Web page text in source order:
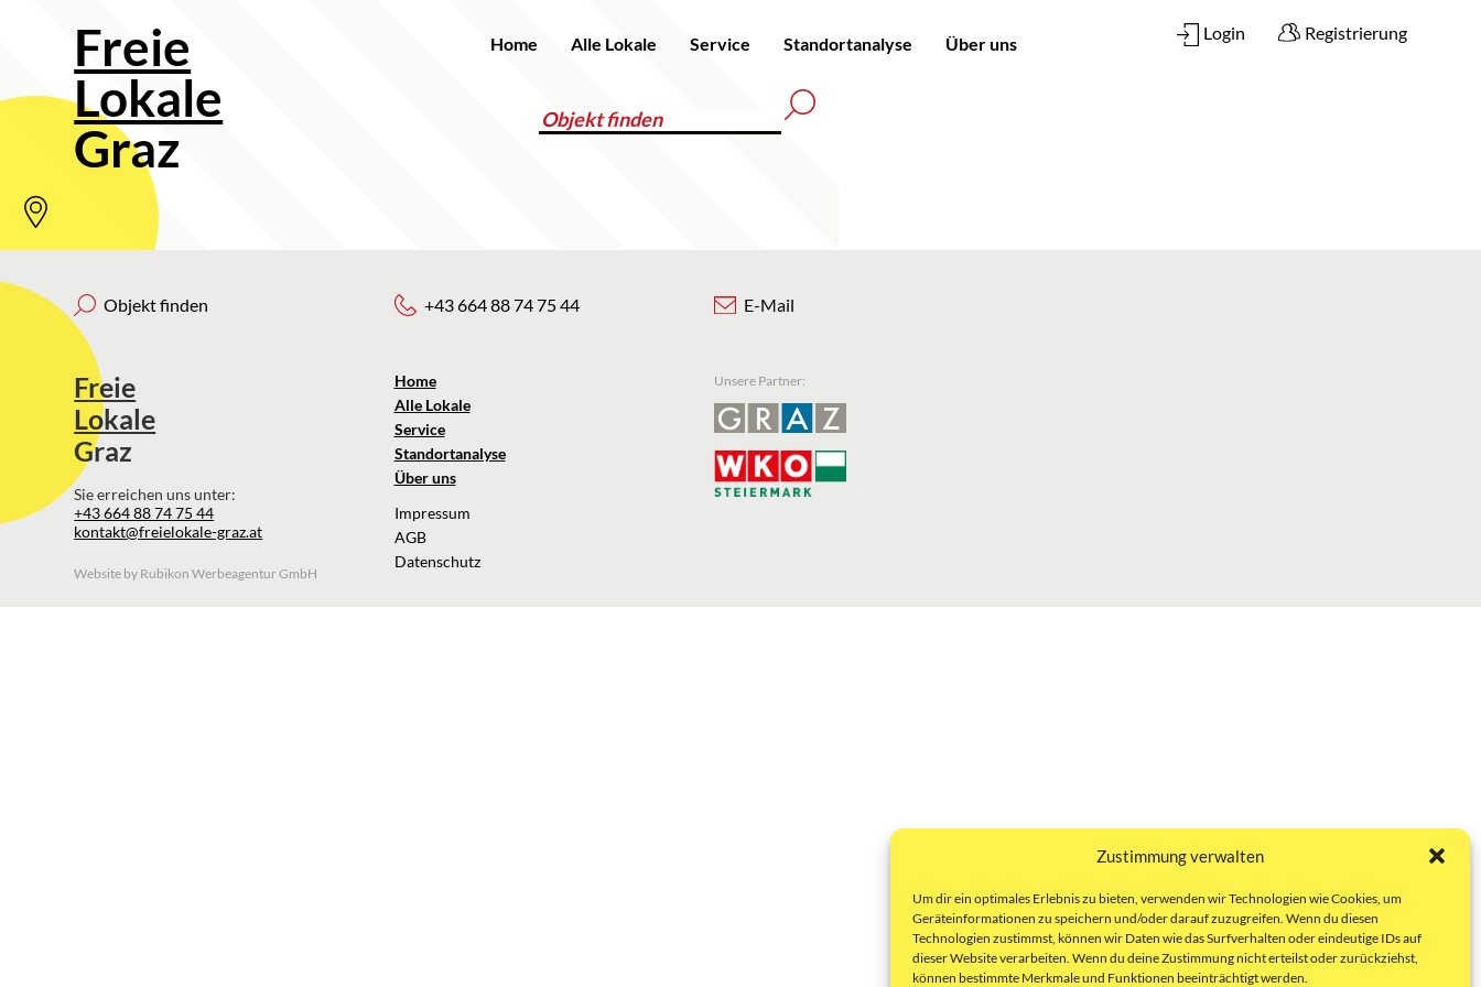
Zustimmung verwalten
Um dir ein optimales Erlebnis zu bieten, verwenden wir Technologien wie Cookies, um
Geräteinformationen zu speichern und/oder darauf zuzugreifen. Wenn du diesen
Technologien zustimmst, können wir Daten wie das Surfverhalten oder eindeutige IDs auf
dieser Website verarbeiten. Wenn du deine Zustimmung nicht erteilst oder zurückziehst,
können bestimmte Merkmale und Funktionen beeinträchtigt werden.
Freie
Lokale
Graz
Home Alle Lokale Service Standortanalyse Über uns
Login Registrierung
Objekt finden
Freie
Lokale
Graz
Sie erreichen uns unter:
+43 664 88 74 75 44
kontakt@freielokale-graz.at
Website by Rubikon Werbeagentur GmbH
+43 664 88 74 75 44
Home
Alle Lokale
Service
Standortanalyse
Über uns
Impressum
AGB
Datenschutz
E-Mail
Unsere Partner: